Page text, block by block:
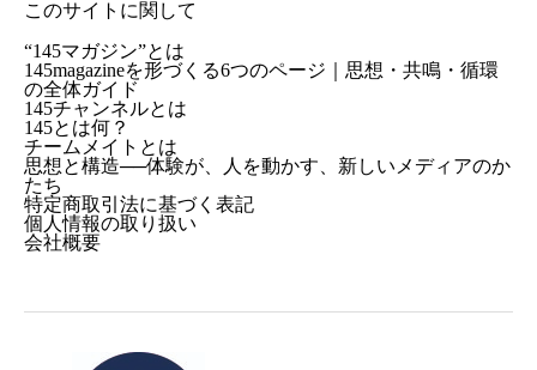
このサイトに関して
“145マガジン”とは
145magazineを形づくる6つのページ｜思想・共鳴・循環
の全体ガイド
145チャンネルとは
145とは何？
チームメイトとは
思想と構造──体験が、人を動かす、新しいメディアのか
たち
特定商取引法に基づく表記
個人情報の取り扱い
会社概要